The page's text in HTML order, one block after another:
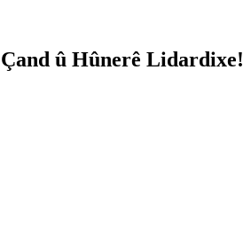
û Hûnerê Lidardixe!